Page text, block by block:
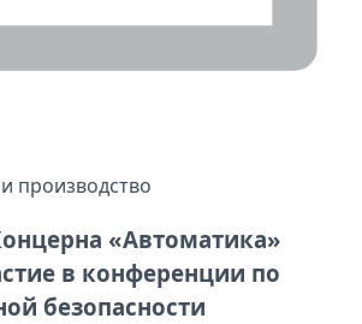
производство
«Автоматика»
в конференции по
безопасности